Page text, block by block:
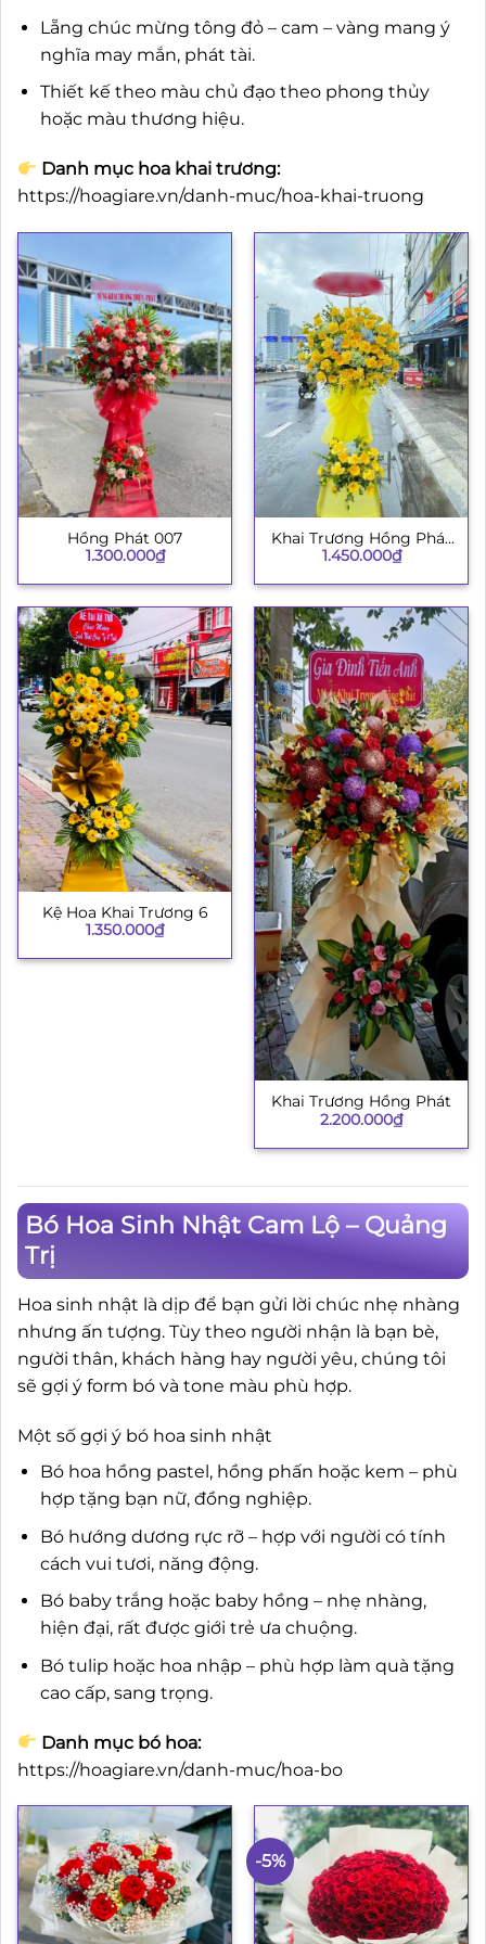
Lẵng chúc mừng tông đỏ – cam – vàng mang ý
nghĩa may mắn, phát tài.
Thiết kế theo màu chủ đạo theo phong thủy
hoặc màu thương hiệu.
Danh mục hoa khai trương:
https://hoagiare.vn/danh-muc/hoa-khai-truong
Hồng Phát 007
1.300.000₫
Khai Trương Hồng Phát
003
1.450.000₫
Kệ Hoa Khai Trương 6
1.350.000₫
Khai Trương Hồng Phát
2.200.000₫
Bó Hoa Sinh Nhật Cam Lộ – Quảng
Trị
Hoa sinh nhật là dịp để bạn gửi lời chúc nhẹ nhàng
nhưng ấn tượng. Tùy theo người nhận là bạn bè,
người thân, khách hàng hay người yêu, chúng tôi
sẽ gợi ý form bó và tone màu phù hợp.
Một số gợi ý bó hoa sinh nhật
Bó hoa hồng pastel, hồng phấn hoặc kem – phù
hợp tặng bạn nữ, đồng nghiệp.
Bó hướng dương rực rỡ – hợp với người có tính
cách vui tươi, năng động.
Bó baby trắng hoặc baby hồng – nhẹ nhàng,
hiện đại, rất được giới trẻ ưa chuộng.
Bó tulip hoặc hoa nhập – phù hợp làm quà tặng
cao cấp, sang trọng.
Danh mục bó hoa:
https://hoagiare.vn/danh-muc/hoa-bo
-5%